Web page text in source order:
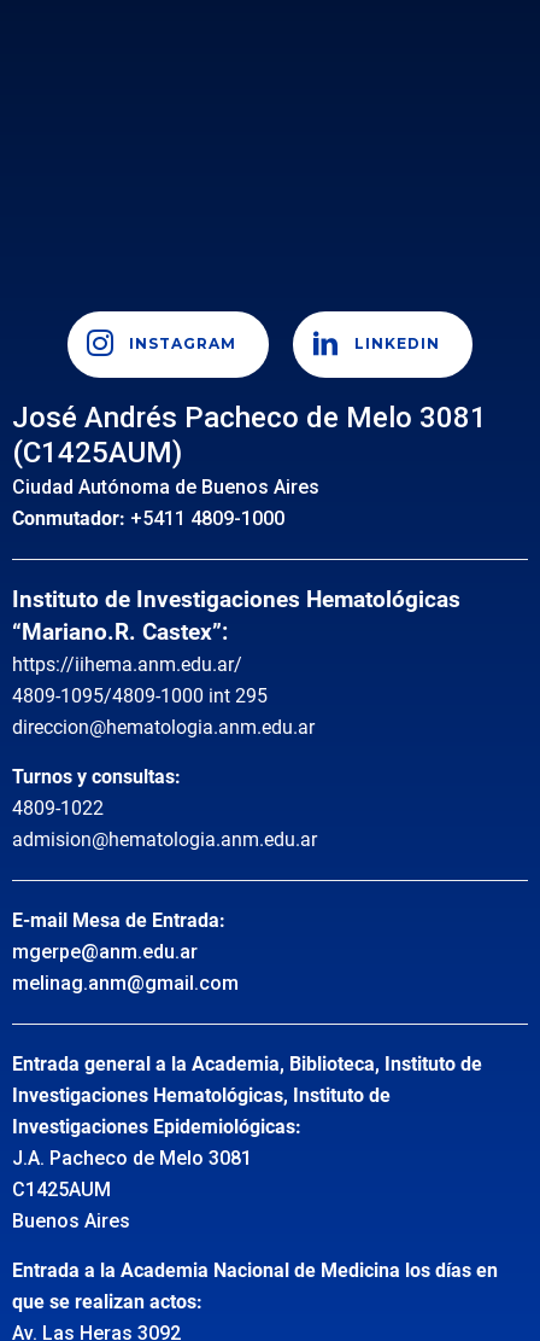
INSTAGRAM LINKEDIN
José Andrés Pacheco de Melo 3081
(C1425AUM)
Ciudad Autónoma de Buenos Aires
Conmutador: +5411 4809-1000
Instituto de Investigaciones Hematológicas
“Mariano.R. Castex”:
https://iihema.anm.edu.ar/
4809-1095/4809-1000 int 295
direccion@hematologia.anm.edu.ar
Turnos y consultas:
4809-1022
admision@hematologia.anm.edu.ar
E-mail Mesa de Entrada:
mgerpe@anm.edu.ar
melinag.anm@gmail.com
Entrada general a la Academia, Biblioteca, Instituto de
Investigaciones Hematológicas, Instituto de
Investigaciones Epidemiológicas:
J.A. Pacheco de Melo 3081
C1425AUM
Buenos Aires
Entrada a la Academia Nacional de Medicina los días en
que se realizan actos:
Av. Las Heras 3092